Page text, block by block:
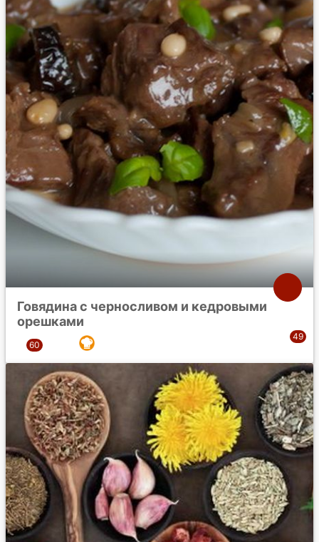
Говядина с черносливом и кедровыми
орешками